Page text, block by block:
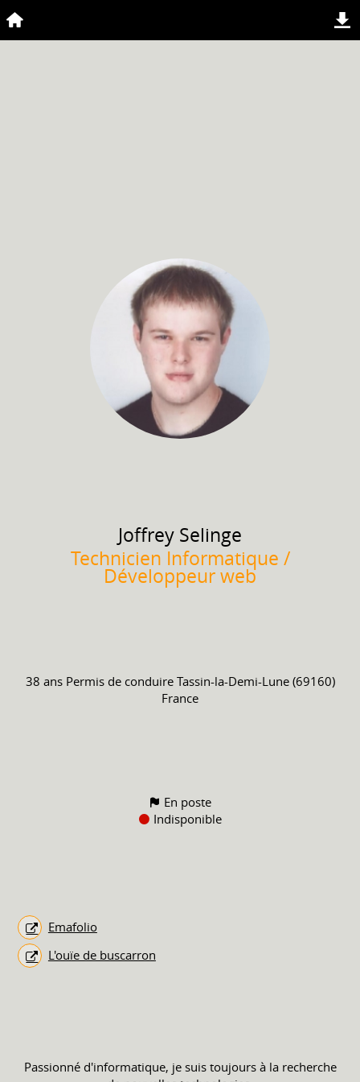
Joffrey Selinge
Technicien Informatique /
Développeur web
38 ans Permis de conduire Tassin-la-Demi-Lune (69160)
France
En poste
Indisponible
Emafolio
L'ouïe de buscarron
Passionné d'informatique, je suis toujours à la recherche